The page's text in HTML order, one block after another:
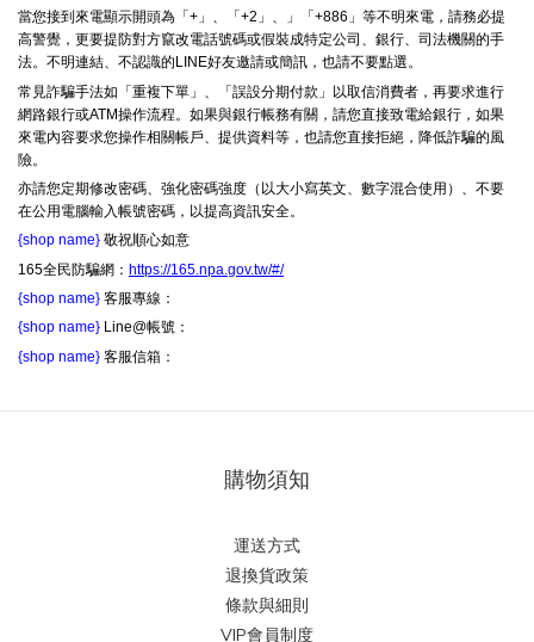
當您接到來電顯示開頭為「+」、「+2」、」「+886」等不明來電，請務必提
高警覺，更要提防對方竄改電話號碼或假裝成特定公司、銀行、司法機關的手
法。不明連結、不認識的LINE好友邀請或簡訊，也請不要點選。
常見詐騙手法如「重複下單」、「誤設分期付款」以取信消費者，再要求進行
網路銀行或ATM操作流程。如果與銀行帳務有關，請您直接致電給銀行，如果
來電內容要求您操作相關帳戶、提供資料等，也請您直接拒絕，降低詐騙的風
險。
亦請您定期修改密碼、強化密碼強度（以大小寫英文、數字混合使用）、不要
在公用電腦輸入帳號密碼，以提高資訊安全。
{shop name} 敬祝順心如意
165全民防騙網： https://165.npa.gov.tw/#/
{shop name} 客服專線：
{shop name} Line@帳號：
{shop name} 客服信箱：
購物須知
運送方式
退換貨政策
條款與細則
VIP會員制度